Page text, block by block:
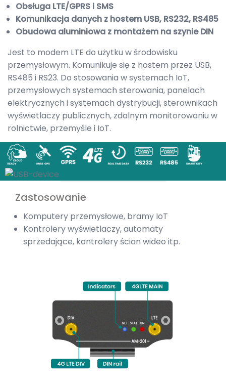
Obsługa LTE/GPRS i SMS
Komunikacja danych z hostem USB, RS232, RS485
Obudowa aluminiowa z montażem na szynie DIN
Jest to modem LTE do użytku w środowisku
przemysłowym. Komunikuje się z hostem przez USB,
RS485 i RS23. Do stosowania w systemach IoT,
przemysłowych systemach sterowania, panelach
elektrycznych i systemach dystrybucji, sterownikach
wyświetlaczy publicznych, zdalnym monitorowaniu w
rolnictwie, przemyśle i IoT.
Zastosowanie
Komputery przemysłowe, bramy IoT
Kontrolery wyświetlaczy, automaty
sprzedające, kontrolery ścian wideo itp.